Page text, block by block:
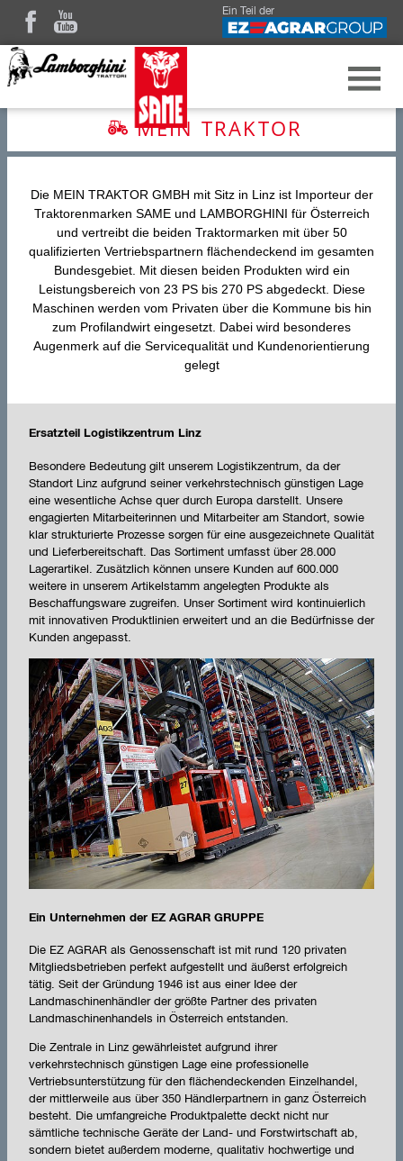
Ein Teil der
MEIN TRAKTOR
Die MEIN TRAKTOR GMBH mit Sitz in Linz ist Importeur der
Traktorenmarken SAME und LAMBORGHINI für Österreich
und vertreibt die beiden Traktormarken mit über 50
qualifizierten Vertriebspartnern flächendeckend im gesamten
Bundesgebiet. Mit diesen beiden Produkten wird ein
Leistungsbereich von 23 PS bis 270 PS abgedeckt. Diese
Maschinen werden vom Privaten über die Kommune bis hin
zum Profilandwirt eingesetzt. Dabei wird besonderes
Augenmerk auf die Servicequalität und Kundenorientierung
gelegt
Ersatzteil Logistikzentrum Linz
Besondere Bedeutung gilt unserem Logistikzentrum, da der
Standort Linz aufgrund seiner verkehrstechnisch günstigen Lage
eine wesentliche Achse quer durch Europa darstellt. Unsere
engagierten Mitarbeiterinnen und Mitarbeiter am Standort, sowie
klar strukturierte Prozesse sorgen für eine ausgezeichnete Qualität
und Lieferbereitschaft. Das Sortiment umfasst über 28.000
Lagerartikel. Zusätzlich können unsere Kunden auf 600.000
weitere in unserem Artikelstamm angelegten Produkte als
Beschaffungsware zugreifen. Unser Sortiment wird kontinuierlich
mit innovativen Produktlinien erweitert und an die Bedürfnisse der
Kunden angepasst.
Ein Unternehmen der EZ AGRAR GRUPPE
Die EZ AGRAR als Genossenschaft ist mit rund 120 privaten
Mitgliedsbetrieben perfekt aufgestellt und äußerst erfolgreich
tätig. Seit der Gründung 1946 ist aus einer Idee der
Landmaschinenhändler der größte Partner des privaten
Landmaschinenhandels in Österreich entstanden.
Die Zentrale in Linz gewährleistet aufgrund ihrer
verkehrstechnisch günstigen Lage eine professionelle
Vertriebsunterstützung für den flächendeckenden Einzelhandel,
der mittlerweile aus über 350 Händlerpartnern in ganz Österreich
besteht. Die umfangreiche Produktpalette deckt nicht nur
sämtliche technische Geräte der Land- und Forstwirtschaft ab,
sondern bietet außerdem moderne, qualitativ hochwertige und